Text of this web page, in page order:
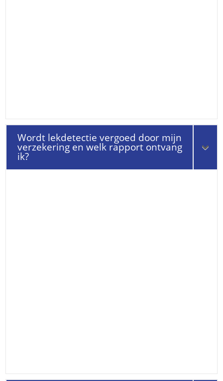
Wordt lekdetectie vergoed door mijn
verzekering en welk rapport ontvang
ik?